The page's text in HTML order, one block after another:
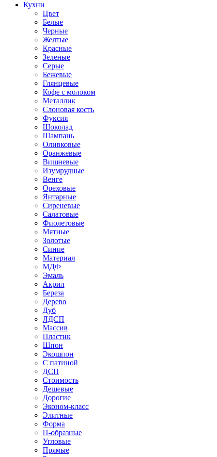
Кухни
Цвет
Белые
Черные
Желтые
Красные
Зеленые
Серые
Бежевые
Глянцевые
Кофе с молоком
Металлик
Слоновая кость
Фуксия
Шоколад
Шампань
Оливковые
Оранжевые
Вишневые
Изумрудные
Венге
Ореховые
Янтарные
Сиреневые
Салатовые
Фиолетовые
Мятные
Золотые
Синие
Материал
МДФ
Эмаль
Акрил
Береза
Дерево
Дуб
ЛДСП
Массив
Пластик
Шпон
Экошпон
С патиной
ДСП
Стоимость
Дешевые
Дорогие
Эконом-класс
Элитные
Форма
П-образные
Угловые
Прямые